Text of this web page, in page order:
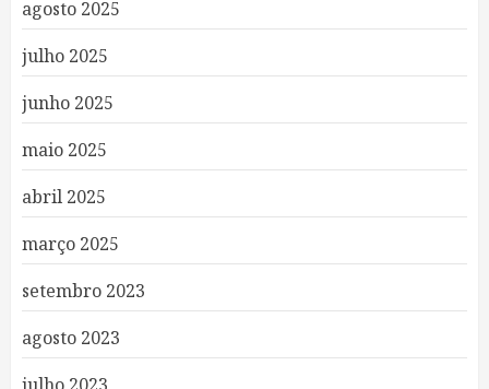
agosto 2025
julho 2025
junho 2025
maio 2025
abril 2025
março 2025
setembro 2023
agosto 2023